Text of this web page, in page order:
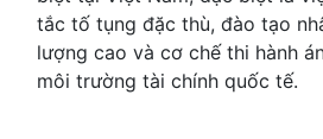
tắc tố tụng đặc thù, đào tạo
lượng cao và cơ chế thi hành
môi trường tài chính quốc tế.